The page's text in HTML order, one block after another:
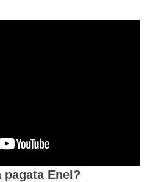
Enel?